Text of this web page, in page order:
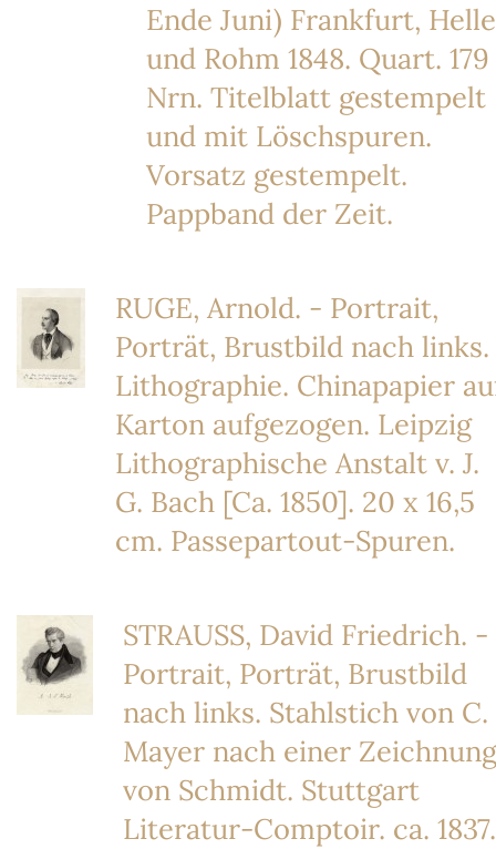
Ende Juni) Frankfurt,
und Rohm 1848. Quart. 179
Nrn. Titelblatt gestempelt
und mit Löschspuren.
Vorsatz gestempelt.
Pappband der Zeit.
RUGE, Arnold. - Portrait,
Porträt, Brustbild nach links.
Lithographie. Chinapapier
Karton aufgezogen. Leipzig
Lithographische Anstalt v. J.
G. Bach [Ca. 1850]. 20 x 16,5
cm. Passepartout-Spuren.
STRAUSS, David Friedrich. -
Portrait, Porträt, Brustbild
nach links. Stahlstich von C.
Mayer nach einer Zeichnung
von Schmidt. Stuttgart
Literatur-Comptoir. ca. 1837.